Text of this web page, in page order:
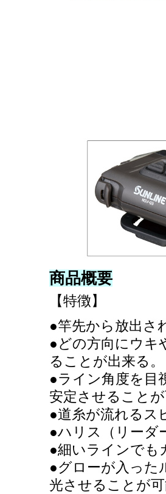
商品概要
【特徴】
●竿先から放出さ
●どの方向にウキ
ることが出来る。
●ライン角度を目
安定させること
●道糸が流れるス
●ハリス（リーダ
●細いラインでも
●グローが入った
光させることが